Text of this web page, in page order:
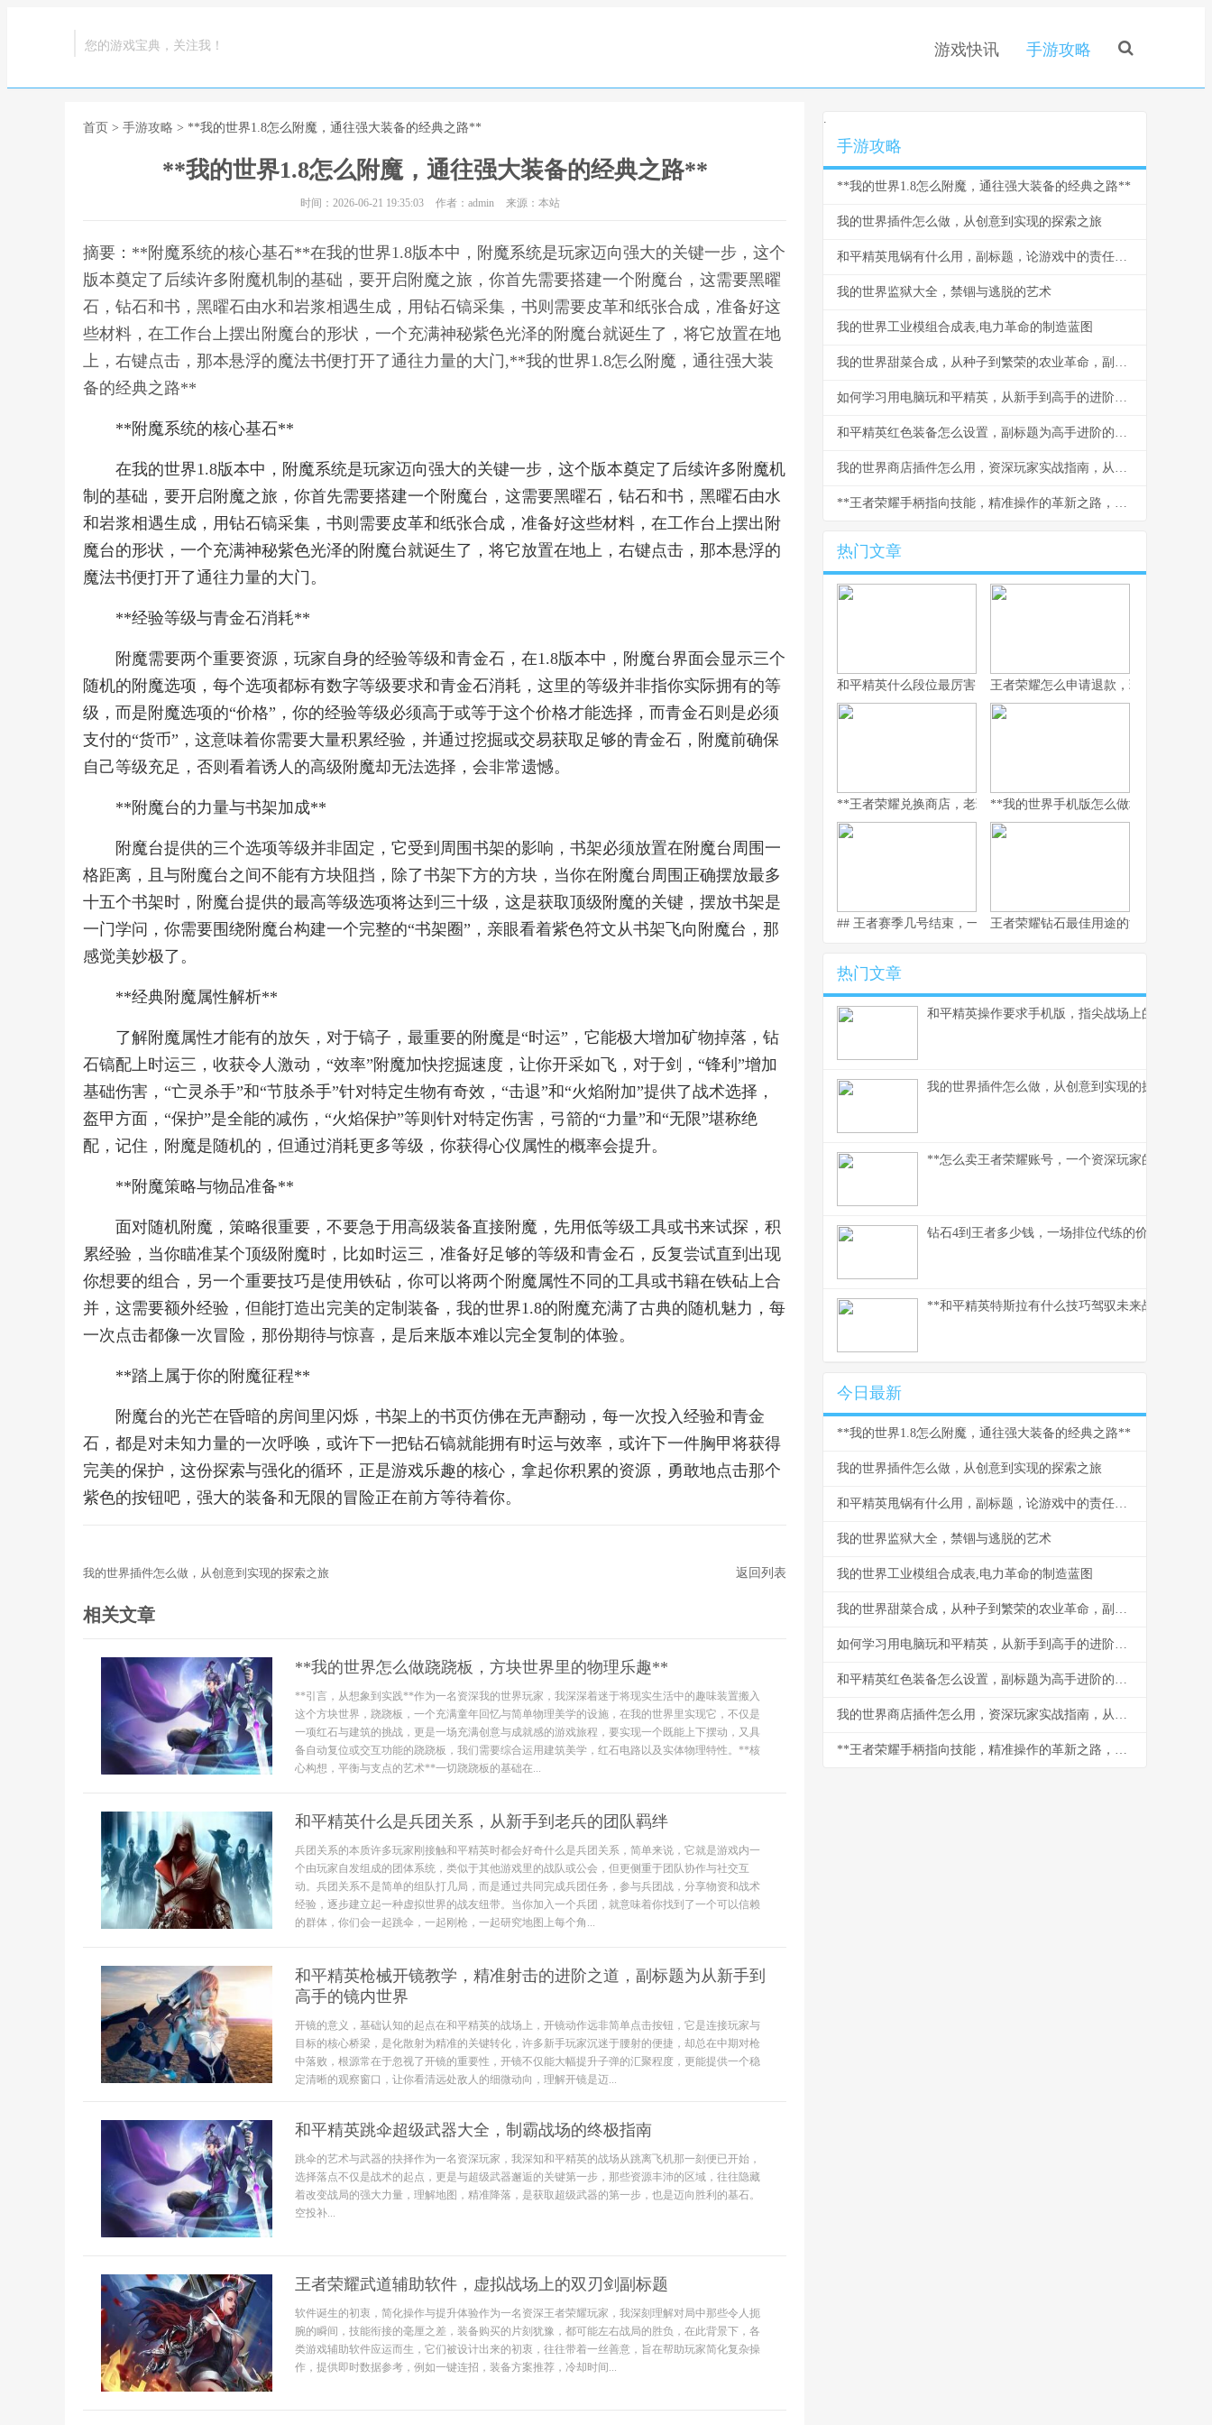
您的游戏宝典，关注我！ 游戏快讯 手游攻略
首页 > 手游攻略 > **我的世界1.8怎么附魔，通往强大装备的经典之路**
**我的世界1.8怎么附魔，通往强大装备的经典之路**
时间：2026-06-21 19:35:03 作者：admin 来源：本站
摘要：**附魔系统的核心基石**在我的世界1.8版本中，附魔系统是玩家迈向强大的关键一步，这个
版本奠定了后续许多附魔机制的基础，要开启附魔之旅，你首先需要搭建一个附魔台，这需要黑曜
石，钻石和书，黑曜石由水和岩浆相遇生成，用钻石镐采集，书则需要皮革和纸张合成，准备好这
些材料，在工作台上摆出附魔台的形状，一个充满神秘紫色光泽的附魔台就诞生了，将它放置在地
上，右键点击，那本悬浮的魔法书便打开了通往力量的大门,**我的世界1.8怎么附魔，通往强大装
备的经典之路**
**附魔系统的核心基石**
在我的世界1.8版本中，附魔系统是玩家迈向强大的关键一步，这个版本奠定了后续许多附魔机
制的基础，要开启附魔之旅，你首先需要搭建一个附魔台，这需要黑曜石，钻石和书，黑曜石由水
和岩浆相遇生成，用钻石镐采集，书则需要皮革和纸张合成，准备好这些材料，在工作台上摆出附
魔台的形状，一个充满神秘紫色光泽的附魔台就诞生了，将它放置在地上，右键点击，那本悬浮的
魔法书便打开了通往力量的大门。
**经验等级与青金石消耗**
附魔需要两个重要资源，玩家自身的经验等级和青金石，在1.8版本中，附魔台界面会显示三个
随机的附魔选项，每个选项都标有数字等级要求和青金石消耗，这里的等级并非指你实际拥有的等
级，而是附魔选项的“价格”，你的经验等级必须高于或等于这个价格才能选择，而青金石则是必须
支付的“货币”，这意味着你需要大量积累经验，并通过挖掘或交易获取足够的青金石，附魔前确保
自己等级充足，否则看着诱人的高级附魔却无法选择，会非常遗憾。
**附魔台的力量与书架加成**
附魔台提供的三个选项等级并非固定，它受到周围书架的影响，书架必须放置在附魔台周围一
格距离，且与附魔台之间不能有方块阻挡，除了书架下方的方块，当你在附魔台周围正确摆放最多
十五个书架时，附魔台提供的最高等级选项将达到三十级，这是获取顶级附魔的关键，摆放书架是
一门学问，你需要围绕附魔台构建一个完整的“书架圈”，亲眼看着紫色符文从书架飞向附魔台，那
感觉美妙极了。
**经典附魔属性解析**
了解附魔属性才能有的放矢，对于镐子，最重要的附魔是“时运”，它能极大增加矿物掉落，钻
石镐配上时运三，收获令人激动，“效率”附魔加快挖掘速度，让你开采如飞，对于剑，“锋利”增加
基础伤害，“亡灵杀手”和“节肢杀手”针对特定生物有奇效，“击退”和“火焰附加”提供了战术选择，
盔甲方面，“保护”是全能的减伤，“火焰保护”等则针对特定伤害，弓箭的“力量”和“无限”堪称绝
配，记住，附魔是随机的，但通过消耗更多等级，你获得心仪属性的概率会提升。
**附魔策略与物品准备**
面对随机附魔，策略很重要，不要急于用高级装备直接附魔，先用低等级工具或书来试探，积
累经验，当你瞄准某个顶级附魔时，比如时运三，准备好足够的等级和青金石，反复尝试直到出现
你想要的组合，另一个重要技巧是使用铁砧，你可以将两个附魔属性不同的工具或书籍在铁砧上合
并，这需要额外经验，但能打造出完美的定制装备，我的世界1.8的附魔充满了古典的随机魅力，每
一次点击都像一次冒险，那份期待与惊喜，是后来版本难以完全复制的体验。
**踏上属于你的附魔征程**
附魔台的光芒在昏暗的房间里闪烁，书架上的书页仿佛在无声翻动，每一次投入经验和青金
石，都是对未知力量的一次呼唤，或许下一把钻石镐就能拥有时运与效率，或许下一件胸甲将获得
完美的保护，这份探索与强化的循环，正是游戏乐趣的核心，拿起你积累的资源，勇敢地点击那个
紫色的按钮吧，强大的装备和无限的冒险正在前方等待着你。
我的世界插件怎么做，从创意到实现的探索之旅 返回列表
相关文章
**我的世界怎么做跷跷板，方块世界里的物理乐趣**
**引言，从想象到实践**作为一名资深我的世界玩家，我深深着迷于将现实生活中的趣味装置搬入
这个方块世界，跷跷板，一个充满童年回忆与简单物理美学的设施，在我的世界里实现它，不仅是
一项红石与建筑的挑战，更是一场充满创意与成就感的游戏旅程，要实现一个既能上下摆动，又具
备自动复位或交互功能的跷跷板，我们需要综合运用建筑美学，红石电路以及实体物理特性。**核
心构想，平衡与支点的艺术**一切跷跷板的基础在...
和平精英什么是兵团关系，从新手到老兵的团队羁绊
兵团关系的本质许多玩家刚接触和平精英时都会好奇什么是兵团关系，简单来说，它就是游戏内一
个由玩家自发组成的团体系统，类似于其他游戏里的战队或公会，但更侧重于团队协作与社交互
动。兵团关系不是简单的组队打几局，而是通过共同完成兵团任务，参与兵团战，分享物资和战术
经验，逐步建立起一种虚拟世界的战友纽带。当你加入一个兵团，就意味着你找到了一个可以信赖
的群体，你们会一起跳伞，一起刚枪，一起研究地图上每个角...
和平精英枪械开镜教学，精准射击的进阶之道，副标题为从新手到
高手的镜内世界
开镜的意义，基础认知的起点在和平精英的战场上，开镜动作远非简单点击按钮，它是连接玩家与
目标的核心桥梁，是化散射为精准的关键转化，许多新手玩家沉迷于腰射的便捷，却总在中期对枪
中落败，根源常在于忽视了开镜的重要性，开镜不仅能大幅提升子弹的汇聚程度，更能提供一个稳
定清晰的观察窗口，让你看清远处敌人的细微动向，理解开镜是迈...
和平精英跳伞超级武器大全，制霸战场的终极指南
跳伞的艺术与武器的抉择作为一名资深玩家，我深知和平精英的战场从跳离飞机那一刻便已开始，
选择落点不仅是战术的起点，更是与超级武器邂逅的关键第一步，那些资源丰沛的区域，往往隐藏
着改变战局的强大力量，理解地图，精准降落，是获取超级武器的第一步，也是迈向胜利的基石。
空投补...
王者荣耀武道辅助软件，虚拟战场上的双刃剑副标题
软件诞生的初衷，简化操作与提升体验作为一名资深王者荣耀玩家，我深刻理解对局中那些令人扼
腕的瞬间，技能衔接的毫厘之差，装备购买的片刻犹豫，都可能左右战局的胜负，在此背景下，各
类游戏辅助软件应运而生，它们被设计出来的初衷，往往带着一丝善意，旨在帮助玩家简化复杂操
作，提供即时数据参考，例如一键连招，装备方案推荐，冷却时间...
.
手游攻略
**我的世界1.8怎么附魔，通往强大装备的经典之路**
我的世界插件怎么做，从创意到实现的探索之旅
和平精英甩锅有什么用，副标题，论游戏中的责任推卸与团队进化
我的世界监狱大全，禁锢与逃脱的艺术
我的世界工业模组合成表,电力革命的制造蓝图
我的世界甜菜合成，从种子到繁荣的农业革命，副标题，一场被低估的绿色变革
如何学习用电脑玩和平精英，从新手到高手的进阶之路
和平精英红色装备怎么设置，副标题为高手进阶的终极武装指南
我的世界商店插件怎么用，资深玩家实战指南，从零打造繁荣商业城
**王者荣耀手柄指向技能，精准操作的革新之路，副标题，从触屏到手柄的战术进化**
热门文章
和平精英什么段位最厉害，探寻段位背后的实力真相，副标题，巅
王者荣耀怎么申请退款，玩家权益守
**王者荣耀兑换商店，老玩家的策略与情怀之地，副标题，积攒与
**我的世界手机版怎么做地狱门，手机
## 王者赛季几号结束，一场全民竞逐的时光仪式
王者荣耀钻石最佳用途的深度解析，副
热门文章
和平精英操作要求手机版，指尖战场上的生存法则
我的世界插件怎么做，从创意到实现的探索之旅
**怎么卖王者荣耀账号，一个资深玩家的实操指
钻石4到王者多少钱，一场排位代练的价格迷思，
**和平精英特斯拉有什么技巧驾驭未来战场的磁暴
今日最新
**我的世界1.8怎么附魔，通往强大装备的经典之路**
我的世界插件怎么做，从创意到实现的探索之旅
和平精英甩锅有什么用，副标题，论游戏中的责任推卸与团队进化
我的世界监狱大全，禁锢与逃脱的艺术
我的世界工业模组合成表,电力革命的制造蓝图
我的世界甜菜合成，从种子到繁荣的农业革命，副标题，一场被低估的绿色变革
如何学习用电脑玩和平精英，从新手到高手的进阶之路
和平精英红色装备怎么设置，副标题为高手进阶的终极武装指南
我的世界商店插件怎么用，资深玩家实战指南，从零打造繁荣商业城
**王者荣耀手柄指向技能，精准操作的革新之路，副标题，从触屏到手柄的战术进化**